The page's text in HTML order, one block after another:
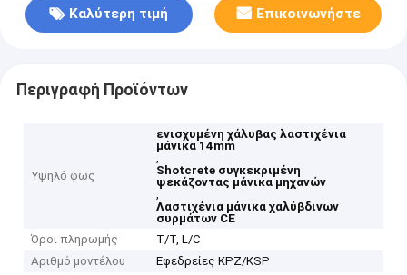
Καλύτερη τιμή Επικοινωνήστε
Περιγραφή Προϊόντων
Υψηλό φως
ενισχυμένη χάλυβας λαστιχένια
μάνικα 14mm
,
Shotcrete συγκεκριμένη
ψεκάζοντας μάνικα μηχανών
,
Λαστιχένια μάνικα χαλύβδινων
συρμάτων CE
Όροι πληρωμής
T/T, L/C
Αριθμό μοντέλου
Εφεδρείες KPZ/KSP